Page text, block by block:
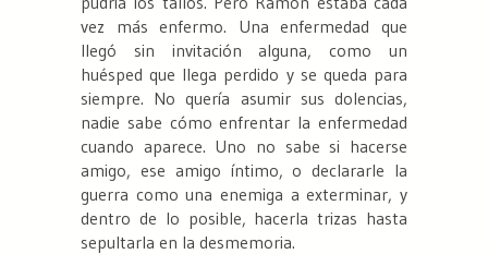
vez más enfermo. Una enfermedad que
llegó sin invitación alguna, como un
huésped que llega perdido y se queda para
siempre. No quería asumir sus dolencias,
nadie sabe cómo enfrentar la enfermedad
cuando aparece. Uno no sabe si hacerse
amigo, ese amigo íntimo, o declararle la
guerra como una enemiga a exterminar, y
dentro de lo posible, hacerla trizas hasta
sepultarla en la desmemoria.